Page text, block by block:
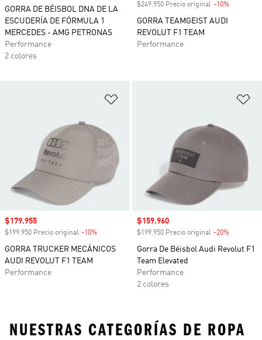
GORRA DE BÉISBOL DNA DE LA
ESCUDERÍA DE FÓRMULA 1
MERCEDES - AMG PETRONAS
Performance
2 colores
$249.950 Precio original -10%
GORRA TEAMGEIST AUDI
REVOLUT F1 TEAM
Performance
Precio de venta
$179.955
$199.950 Precio original -10%
GORRA TRUCKER MECÁNICOS
AUDI REVOLUT F1 TEAM
Performance
Precio de venta
$159.960
$199.950 Precio original -20%
Gorra De Béisbol Audi Revolut F1
Team Elevated
Performance
2 colores
NUESTRAS CATEGORÍAS DE ROPA